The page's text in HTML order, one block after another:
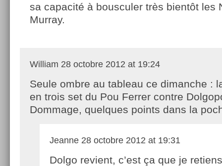
sa capacité à bousculer très bientôt les
Murray.
William 28 octobre 2012 at 19:24
Seule ombre au tableau ce dimanche :
en trois set du Pou Ferrer contre
Dommage, quelques points dans la
Jeanne 28 octobre 2012 at 19:31
Dolgo revient, c’est ça que je